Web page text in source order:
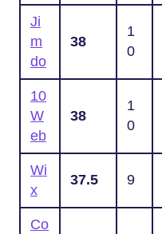
Ji
m
do
38
1
0
10
W
eb
38
1
0
Wi
x
37.5 9
Co